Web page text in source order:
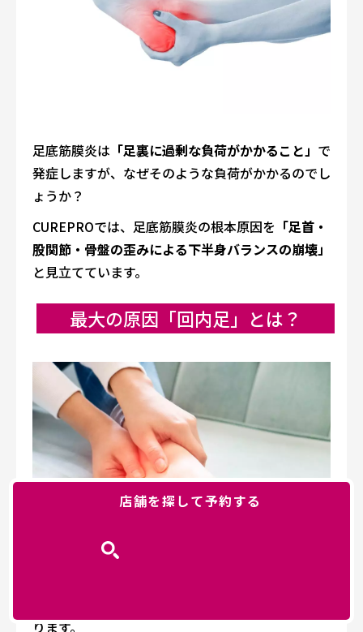
店舗を探して予約する
足底筋膜炎は 「足裏に過剰な負荷がかかること」 で
発症しますが、なぜそのような負荷がかかるのでし
ょうか？
CUREPROでは、足底筋膜炎の根本原因を 「足首・
股関節・骨盤の歪みによる下半身バランスの崩壊」
と見立てています。
最大の原因「回内足」とは？
ります。